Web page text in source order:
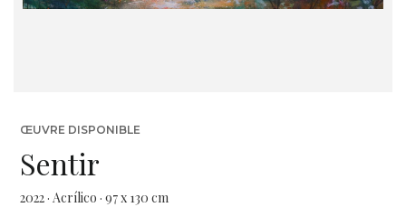
ŒUVRE DISPONIBLE
Sentir
2022 · Acrílico · 97 x 130 cm